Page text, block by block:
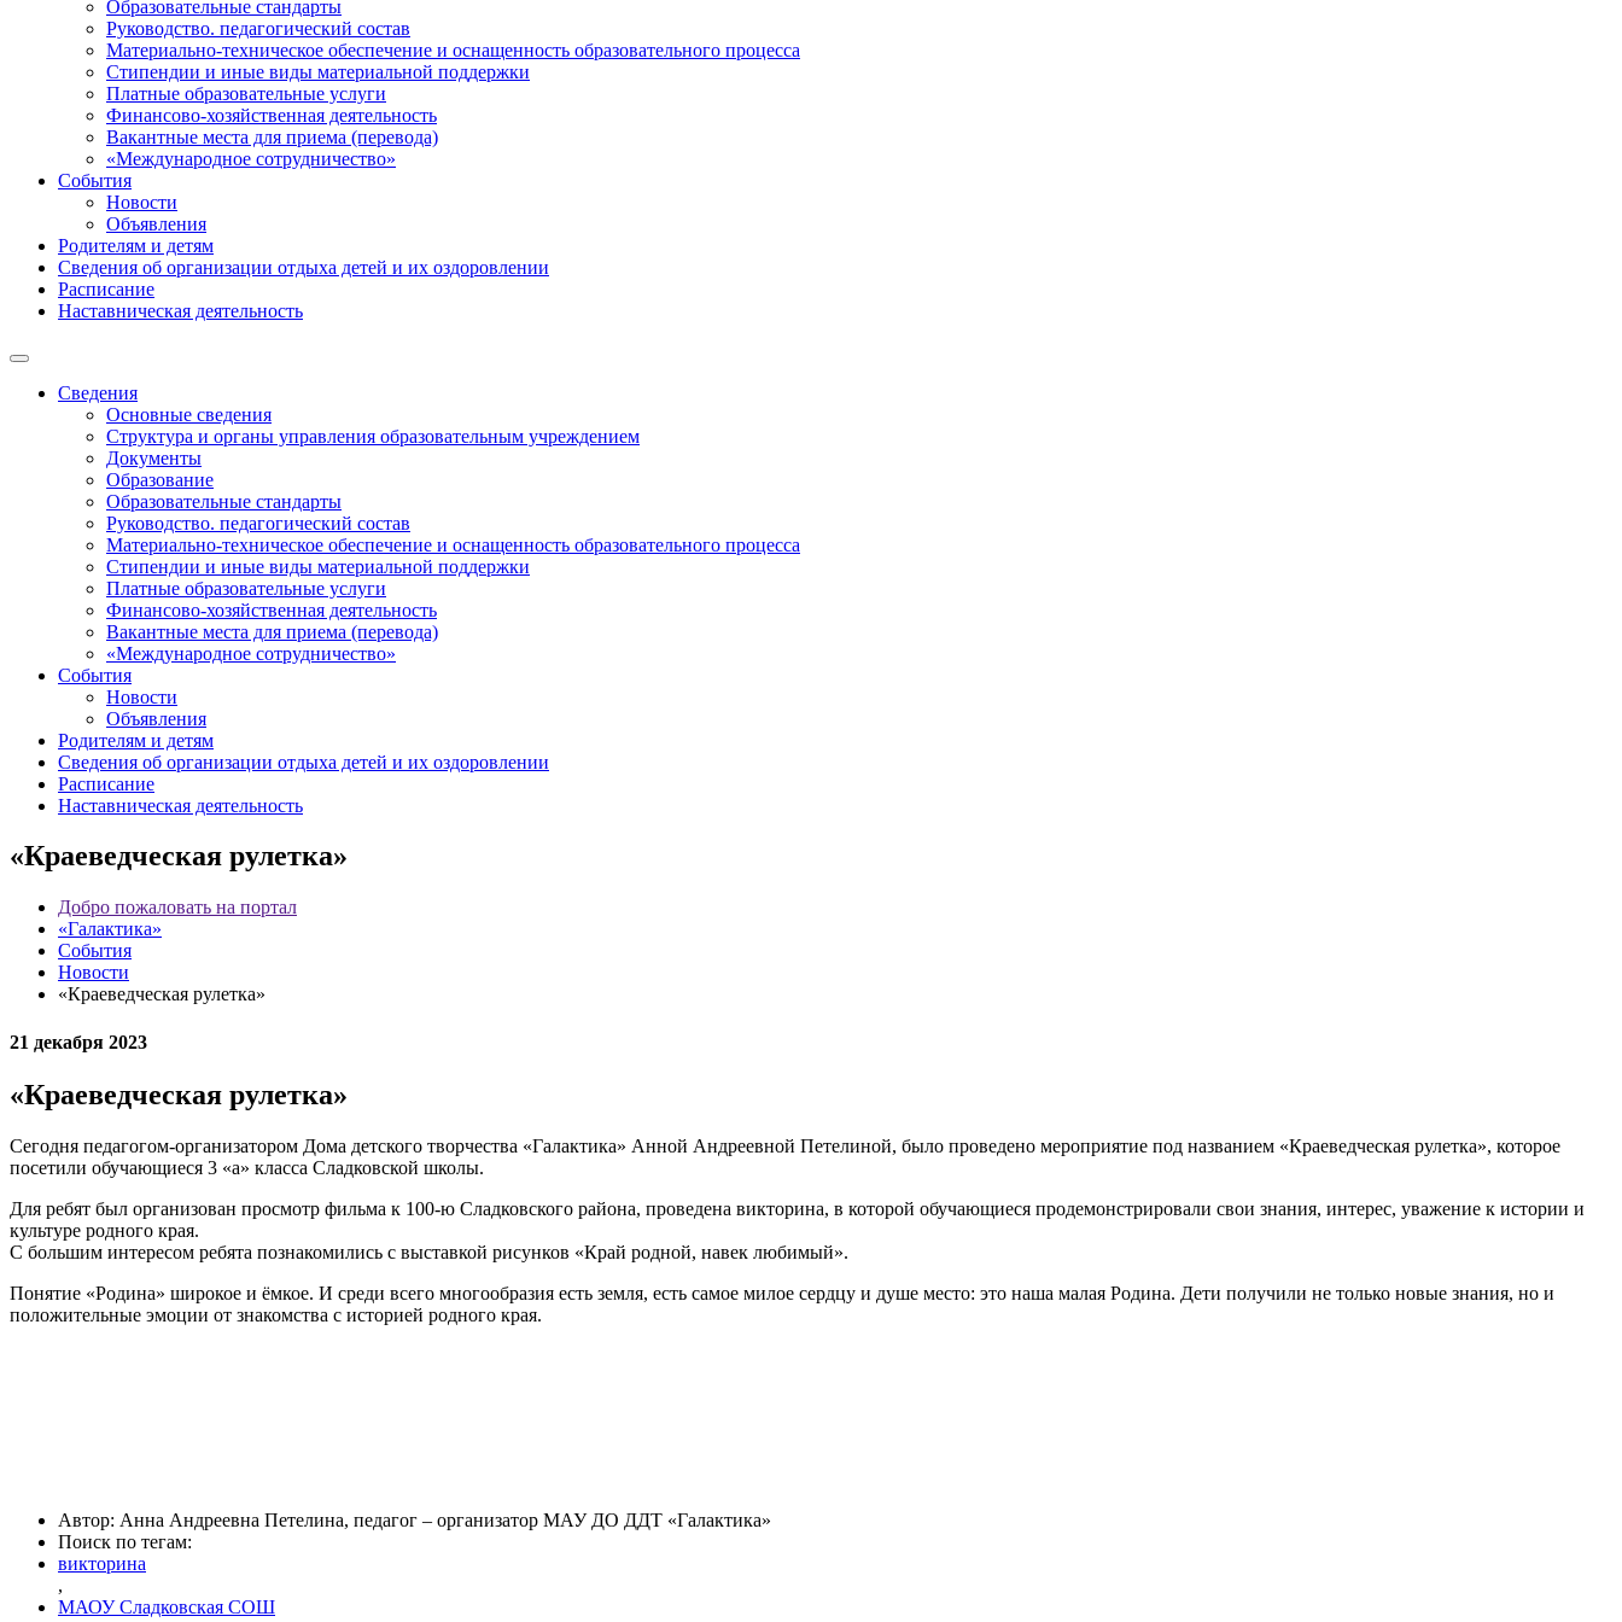
Образовательные стандарты
Руководство. педагогический состав
Материально-техническое обеспечение и оснащенность образовательного процесса
Стипендии и иные виды материальной поддержки
Платные образовательные услуги
Финансово-хозяйственная деятельность
Вакантные места для приема (перевода)
«Международное сотрудничество»
События
Новости
Объявления
Родителям и детям
Сведения об организации отдыха детей и их оздоровлении
Расписание
Наставническая деятельность
Сведения
Основные сведения
Структура и органы управления образовательным учреждением
Документы
Образование
Образовательные стандарты
Руководство. педагогический состав
Материально-техническое обеспечение и оснащенность образовательного процесса
Стипендии и иные виды материальной поддержки
Платные образовательные услуги
Финансово-хозяйственная деятельность
Вакантные места для приема (перевода)
«Международное сотрудничество»
События
Новости
Объявления
Родителям и детям
Сведения об организации отдыха детей и их оздоровлении
Расписание
Наставническая деятельность
«Краеведческая рулетка»
Добро пожаловать на портал
«Галактика»
События
Новости
«Краеведческая рулетка»
21 декабря 2023
«Краеведческая рулетка»
Сегодня педагогом-организатором Дома детского творчества «Галактика» Анной Андреевной Петелиной, было проведено мероприятие под названием «Краеведческая рулетка», которое
посетили обучающиеся 3 «а» класса Сладковской школы.
Для ребят был организован просмотр фильма к 100-ю Сладковского района, проведена викторина, в которой обучающиеся продемонстрировали свои знания, интерес, уважение к истории и
культуре родного края.
С большим интересом ребята познакомились с выставкой рисунков «Край родной, навек любимый».
Понятие «Родина» широкое и ёмкое. И среди всего многообразия есть земля, есть самое милое сердцу и душе место: это наша малая Родина. Дети получили не только новые знания, но и
положительные эмоции от знакомства с историей родного края.
Автор: Анна Андреевна Петелина, педагог – организатор МАУ ДО ДДТ «Галактика»
Поиск по тегам:
викторина
,
МАОУ Сладковская СОШ